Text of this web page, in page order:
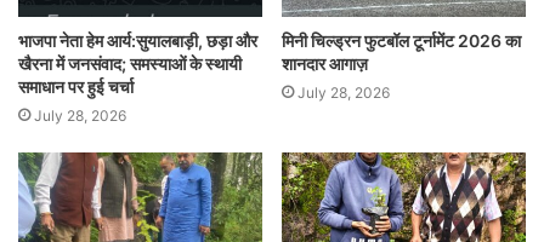
भाजपा नेता हेम आर्य:सुयालबाड़ी, छड़ा और
खैरना में जनसंवाद; समस्याओं के स्थायी
समाधान पर हुई चर्चा
July 28, 2026
मिनी चिल्ड्रन फुटबॉल टूर्नामेंट 2026 का
शानदार आगाज़
July 28, 2026